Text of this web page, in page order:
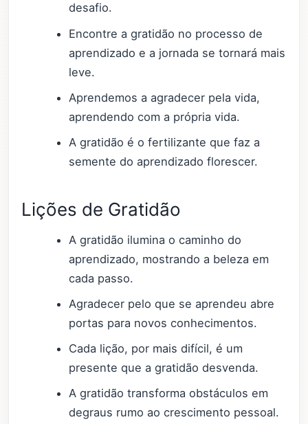
desafio.
Encontre a gratidão no processo de
aprendizado e a jornada se tornará mais
leve.
Aprendemos a agradecer pela vida,
aprendendo com a própria vida.
A gratidão é o fertilizante que faz a
semente do aprendizado florescer.
Lições de Gratidão
A gratidão ilumina o caminho do
aprendizado, mostrando a beleza em
cada passo.
Agradecer pelo que se aprendeu abre
portas para novos conhecimentos.
Cada lição, por mais difícil, é um
presente que a gratidão desvenda.
A gratidão transforma obstáculos em
degraus rumo ao crescimento pessoal.